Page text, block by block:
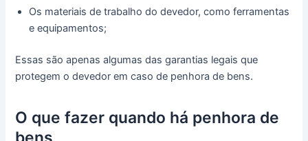
Os materiais de trabalho do devedor, como ferramentas
e equipamentos;
Essas são apenas algumas das garantias legais que
protegem o devedor em caso de penhora de bens.
O que fazer quando há penhora de